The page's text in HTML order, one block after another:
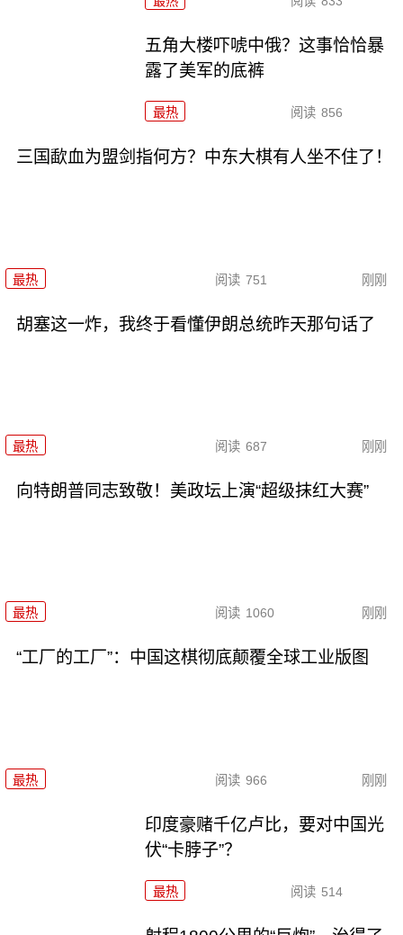
五角大楼吓唬中俄？这事恰恰暴
露了美军的底裤
最热 阅读 856
三国歃血为盟剑指何方？中东大棋有人坐不住了！
最热 阅读 751 刚刚
胡塞这一炸，我终于看懂伊朗总统昨天那句话了
最热 阅读 687 刚刚
向特朗普同志致敬！美政坛上演“超级抹红大赛”
最热 阅读 1060 刚刚
“工厂的工厂”：中国这棋彻底颠覆全球工业版图
最热 阅读 966 刚刚
印度豪赌千亿卢比，要对中国光
伏“卡脖子”？
最热 阅读 514